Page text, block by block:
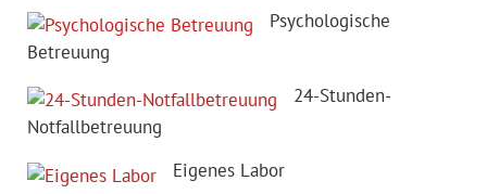
Psychologische
Betreuung
24-Stunden-
Notfallbetreuung
Eigenes Labor